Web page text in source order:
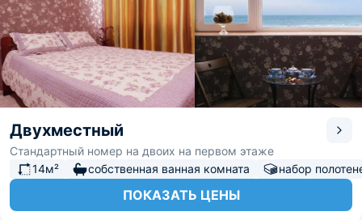
Двухместный
Стандартный номер на двоих на первом этаже
14м²
собственная ванная комната набор
ПОКАЗАТЬ ЦЕНЫ